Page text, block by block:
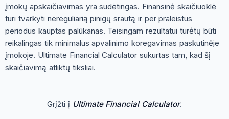
įmokų apskaičiavimas yra sudėtingas. Finansinė skaičiuoklė
turi tvarkyti nereguliarią pinigų srautą ir per praleistus
periodus kauptas palūkanas. Teisingam rezultatui turėtų būti
reikalingas tik minimalus apvalinimo koregavimas paskutinėje
įmokoje. Ultimate Financial Calculator sukurtas tam, kad šį
skaičiavimą atliktų tiksliai.
Grįžti į Ultimate Financial Calculator.